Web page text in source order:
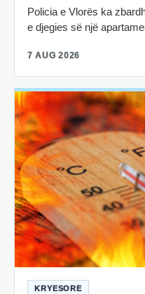
Policia e Vlorës ka
e djegies së një
7 AUG 2026
KRYESORE